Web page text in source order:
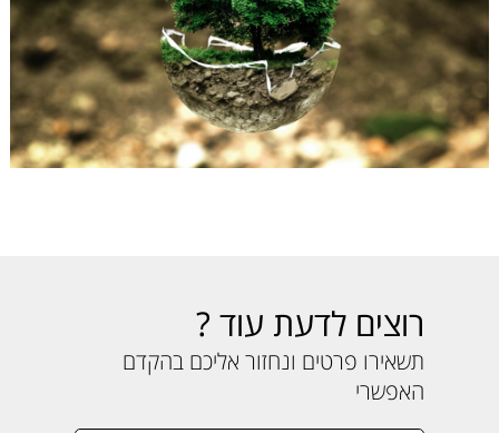
רוצים לדעת עוד ?
תשאירו פרטים ונחזור אליכם בהקדם
האפשרי